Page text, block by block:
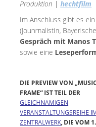
Produktion | hechtfilm
Im Anschluss gibt es
(Jounrnalistin,
Gespräch mit Manos
sowie eine
DIE PREVIEW VON
FRAME“ IST TEIL DER
GLEICHNAMIGEN
VERANSTALTUNGSREIHE
ZENTRALWERK, DIE VOM